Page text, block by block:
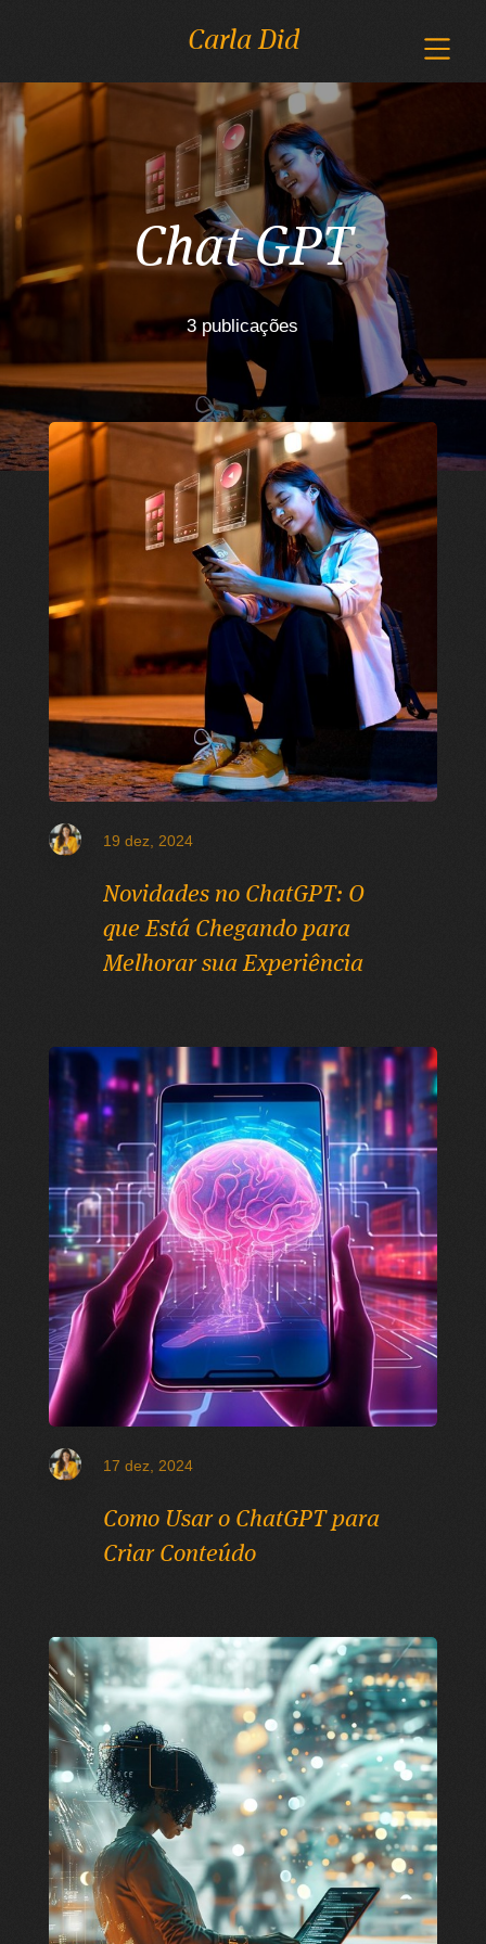
Carla Did
Chat GPT
3 publicações
19 dez, 2024
Novidades no ChatGPT: O
que Está Chegando para
Melhorar sua Experiência
17 dez, 2024
Como Usar o ChatGPT para
Criar Conteúdo